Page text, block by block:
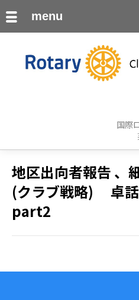
国際
地区出向者報告 、
(クラブ戦略) 卓
part2
menu